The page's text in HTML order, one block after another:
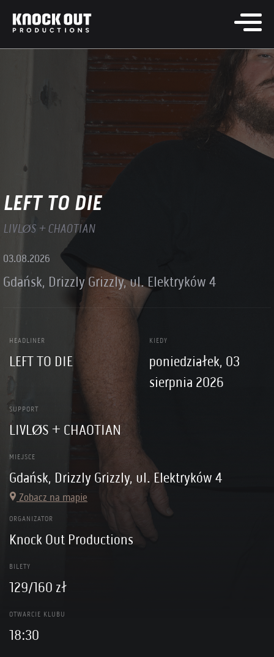
LEFT TO DIE
LIVLØS + CHAOTIAN
03.08.2026
Gdańsk, Drizzly Grizzly, ul. Elektryków 4
HEADLINER
LEFT TO DIE
KIEDY
poniedziałek, 03
sierpnia 2026
SUPPORT
LIVLØS + CHAOTIAN
MIEJSCE
Gdańsk, Drizzly Grizzly, ul. Elektryków 4
Zobacz na mapie
ORGANIZATOR
Knock Out Productions
BILETY
129/160 zł
OTWARCIE KLUBU
18:30